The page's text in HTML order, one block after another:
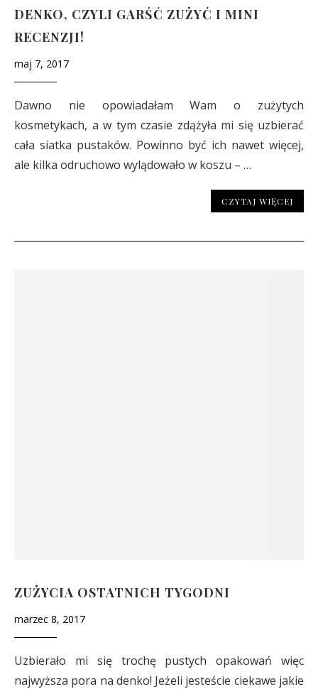
DENKO, CZYLI GARŚĆ ZUŻYĆ I MINI
RECENZJI!
maj 7, 2017
Dawno nie opowiadałam Wam o zużytych
kosmetykach, a w tym czasie zdążyła mi się uzbierać
cała siatka pustaków. Powinno być ich nawet więcej,
ale kilka odruchowo wylądowało w koszu – …
CZYTAJ WIĘCEJ
ZUŻYCIA OSTATNICH TYGODNI
marzec 8, 2017
Uzbierało mi się trochę pustych opakowań więc
najwyższa pora na denko! Jeżeli jesteście ciekawe jakie